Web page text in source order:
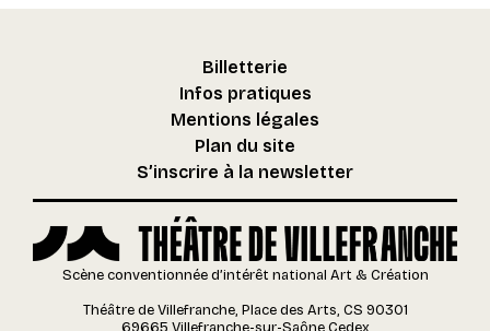
Billetterie
Infos pratiques
Mentions légales
Plan du site
S’inscrire à la newsletter
Scène conventionnée d’intérêt national Art & Création
Théâtre de Villefranche, Place des Arts, CS 90301
69665 Villefranche-sur-Saône Cedex